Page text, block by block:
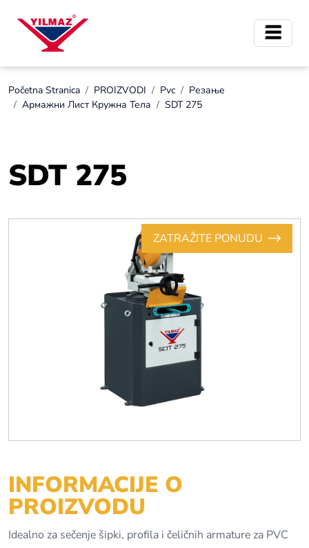
Početna Stranica PROIZVODI Pvc
Резање
Армажни Лист Кружна Тела
SDT 275
SDT 275
ZATRAŽITE PONUDU
INFORMACIJE O
PROIZVODU
Idealno za sečenje šipki, profila i čeličnih armature za PVC